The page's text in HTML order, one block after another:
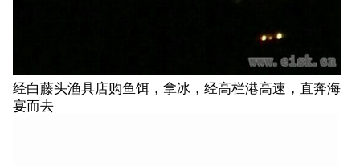
经白藤头渔具店购鱼饵，拿冰，经高栏港高速，直奔海
宴而去